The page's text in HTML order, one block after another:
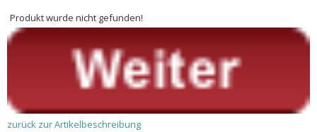
Produkt wurde nicht gefunden!
zurück zur Artikelbeschreibung